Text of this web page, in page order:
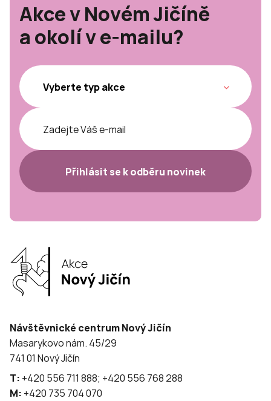
Akce v Novém Jičíně
a okolí v e-mailu?
Přihlásit se k odběru novinek
Návštěvnické centrum Nový Jičín
Masarykovo nám. 45/29
741 01 Nový Jičín
T: +420 556 711 888; +420 556 768 288
M: +420 735 704 070